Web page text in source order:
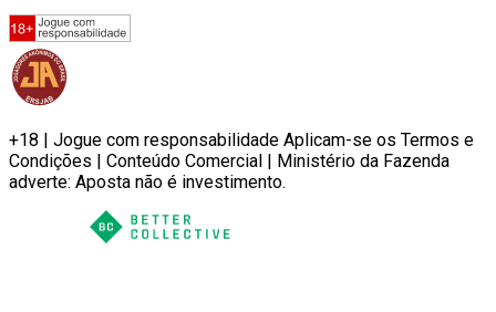
+18 | Jogue com responsabilidade Aplicam-se os Termos e
Condições | Conteúdo Comercial | Ministério da Fazenda
adverte: Aposta não é investimento.